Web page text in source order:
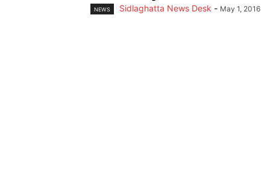
NEWS Sidlaghatta News Desk - May 1, 2016